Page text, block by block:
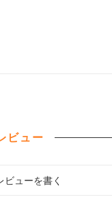
ビュー
ビューを書く